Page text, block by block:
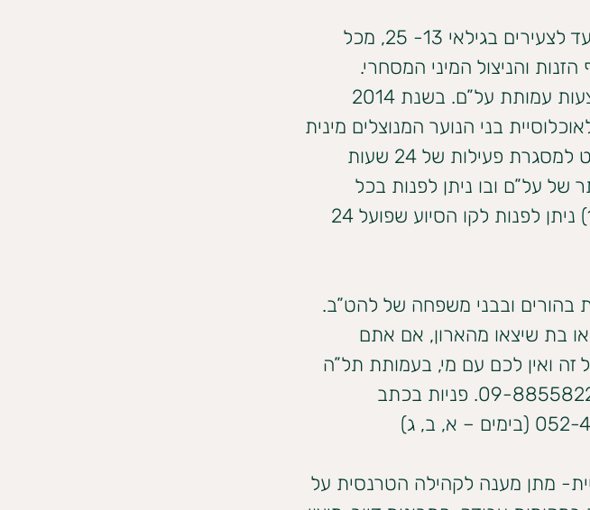
הלב 24/7 עמותת עלם- הפרויקט מיועד לצעירים בגילאי 13- 25, מכל
והניצול המיני המסחרי.
בני הנוער המנוצלים מינית
מסחרית, והוחלט על הרחבת הפרוייקט למסגרת פעילות של 24 שעות
של על”ם ובו ניתן לפנות בכל
ובבני משפחה של להט”ב.
בת שיצאו מהארון, אם אתם
זה ואין לכם עם מי, בעמותת תל”ה
תמצאו אוזן קשבת 24/7. קו הקשב- 09-8855822. פניות בכתב
מתן מענה לקהילה הטרנסית על